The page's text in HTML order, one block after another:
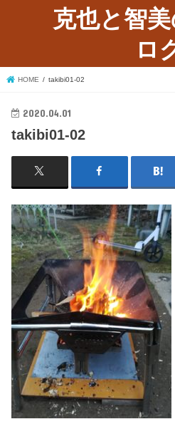
克也と智
ロ
HOME takibi01-02
2020.04.01
takibi01-02